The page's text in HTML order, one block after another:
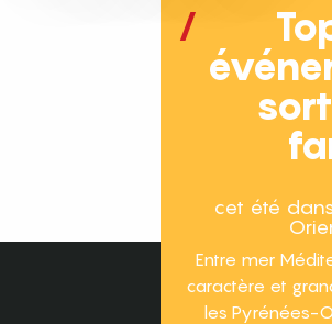
cet été
Entre mer
caractère et
les Pyrénées-